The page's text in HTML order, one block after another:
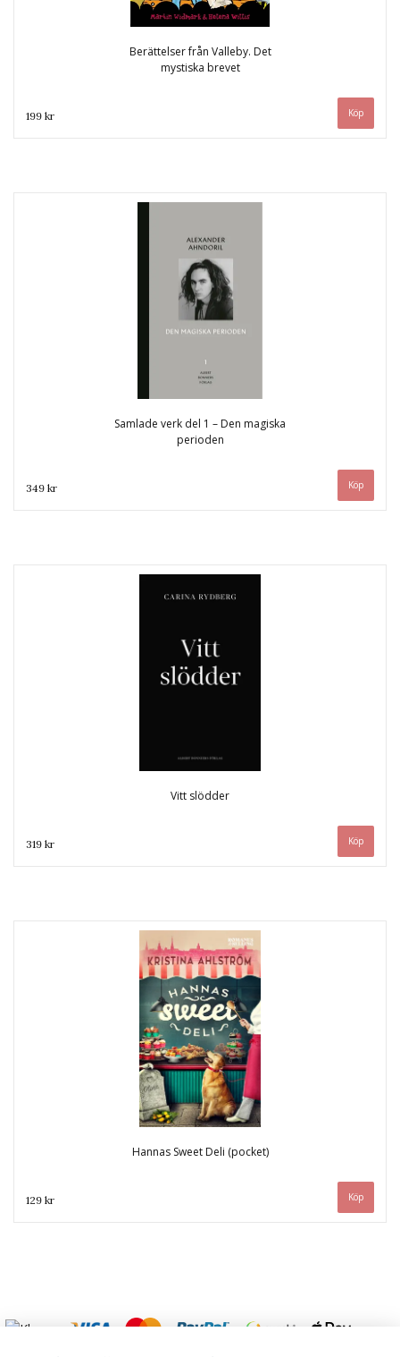
Berättelser från Valleby. Det
mystiska brevet
199 kr
Samlade verk del 1 – Den magiska
perioden
349 kr
Vitt slödder
319 kr
Hannas Sweet Deli (pocket)
129 kr